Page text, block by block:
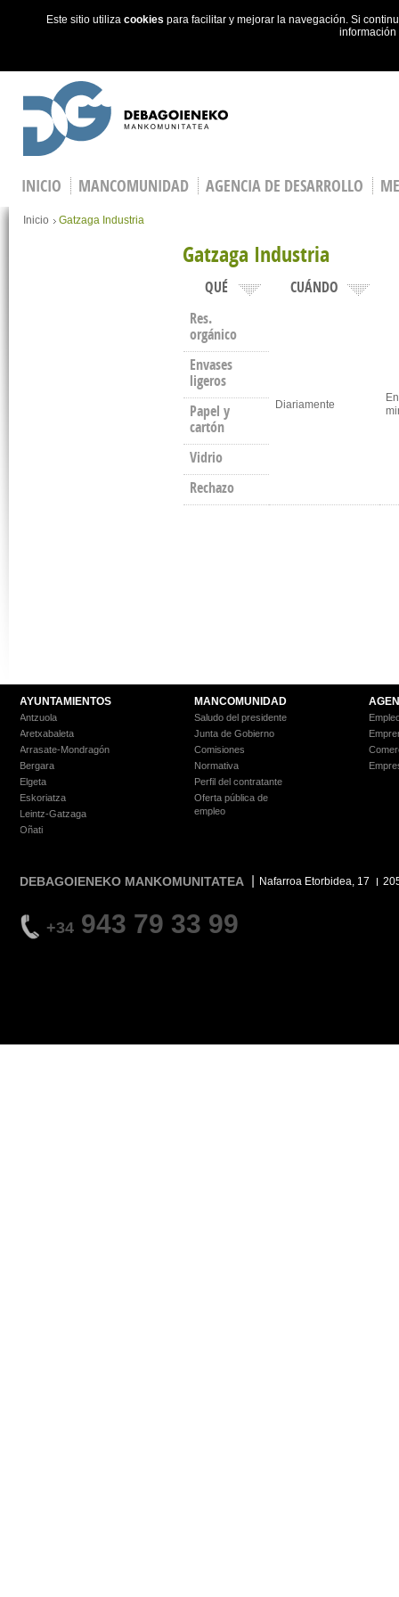
Este sitio utiliza cookies para facilitar y mejorar la navegación. Si
INICIO MANCOMUNIDAD AGENCIA DE DESARROLLO
You are here
Inicio Gatzaga Industria
Gatzaga Industria
QUÉ
CUÁNDO
Res.
orgánico
Diariamente
Envases
ligeros
Papel y
cartón
Vidrio
Rechazo
AYUNTAMIENTOS
Antzuola
Aretxabaleta
Arrasate-Mondragón
Bergara
Elgeta
Eskoriatza
Leintz-Gatzaga
Oñati
MANCOMUNIDAD
Saludo del presidente
Junta de Gobierno
Comisiones
Normativa
Perfil del contratante
Oferta pública de
empleo
DEBAGOIENEKO MANKOMUNITATEA Nafarroa Etorbidea, 17
+34 943 79 33 99